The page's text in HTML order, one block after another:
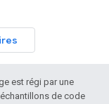
est régi par une
de code